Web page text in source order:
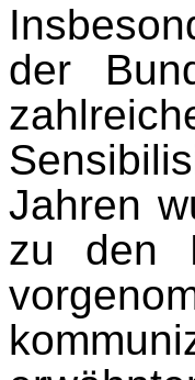
der
Jahren
zu den